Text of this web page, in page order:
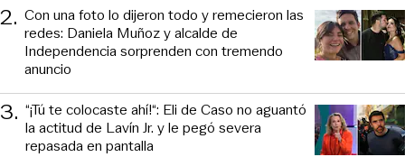
2. Con una foto lo dijeron todo y remecieron las
redes: Daniela Muñoz y alcalde de
Independencia sorprenden con tremendo
anuncio
3. “¡Tú te colocaste ahí!“: Eli de Caso no aguantó
la actitud de Lavín Jr. y le pegó severa
repasada en pantalla